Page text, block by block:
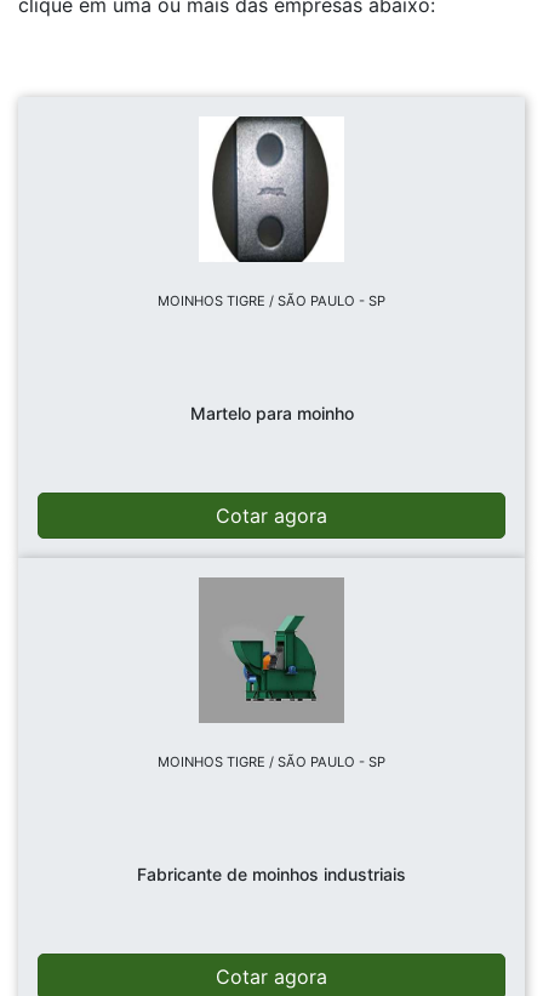
clique em uma ou mais das empresas abaixo:
MOINHOS TIGRE / SÃO PAULO - SP
Martelo para moinho
Cotar agora
MOINHOS TIGRE / SÃO PAULO - SP
Fabricante de moinhos industriais
Cotar agora